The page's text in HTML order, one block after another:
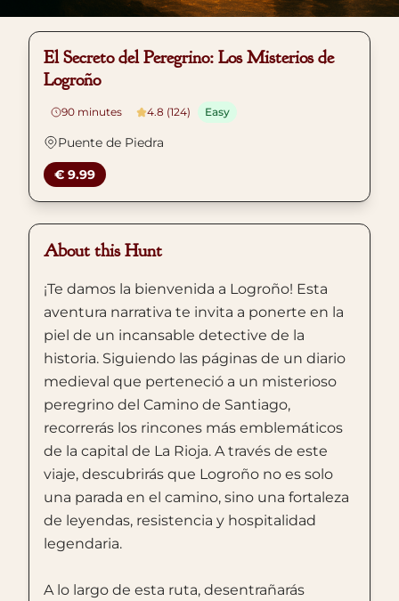
El Secreto del Peregrino: Los Misterios de
Logroño
90 minutes 4.8 (124) Easy
Puente de Piedra
€ 9.99
About this Hunt
¡Te damos la bienvenida a Logroño! Esta
aventura narrativa te invita a ponerte en la
piel de un incansable detective de la
historia. Siguiendo las páginas de un diario
medieval que perteneció a un misterioso
peregrino del Camino de Santiago,
recorrerás los rincones más emblemáticos
de la capital de La Rioja. A través de este
viaje, descubrirás que Logroño no es solo
una parada en el camino, sino una fortaleza
de leyendas, resistencia y hospitalidad
legendaria.
A lo largo de esta ruta, desentrañarás